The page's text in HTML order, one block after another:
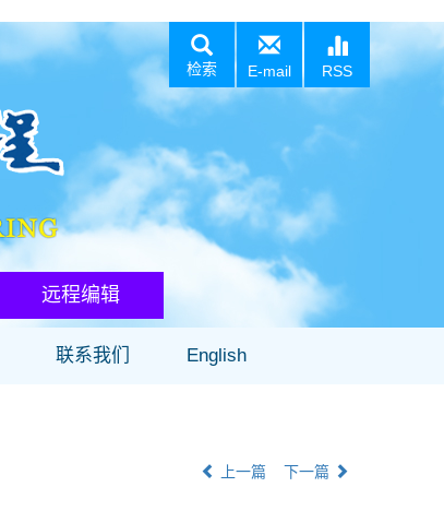
检索 E-mail RSS
远程编辑
联系我们 English
上一篇 下一篇